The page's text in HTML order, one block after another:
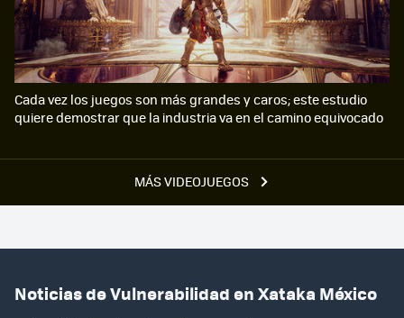
MÁS VIDEOJUEGOS
Cada vez los juegos son más grandes y caros; este estudio
quiere demostrar que la industria va en el camino equivocado
Noticias de Vulnerabilidad en Xataka México